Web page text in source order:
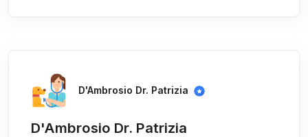
D'Ambrosio Dr. Patrizia
D'Ambrosio Dr. Patrizia